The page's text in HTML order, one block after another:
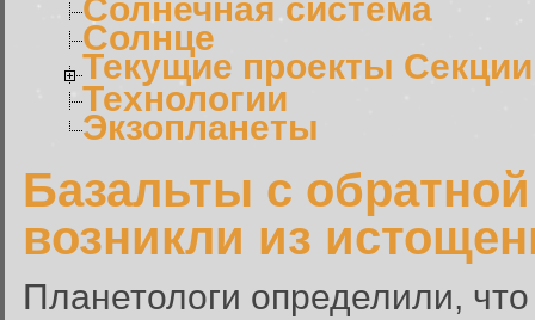
Солнечная система
Солнце
Текущие проекты Секции
Технологии
Экзопланеты
Базальты с
возникли из
Планетологи определили,